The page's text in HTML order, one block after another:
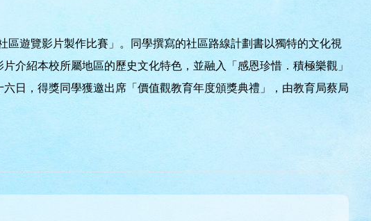
遊覽影片製作比賽」。同學撰寫的社區路線計劃書以獨特的文化視
介紹本校所屬地區的歷史文化特色，並融入「感恩珍惜．積極樂觀」
日，得獎同學獲邀出席「價值觀教育年度頒獎典禮」，由教育局蔡局